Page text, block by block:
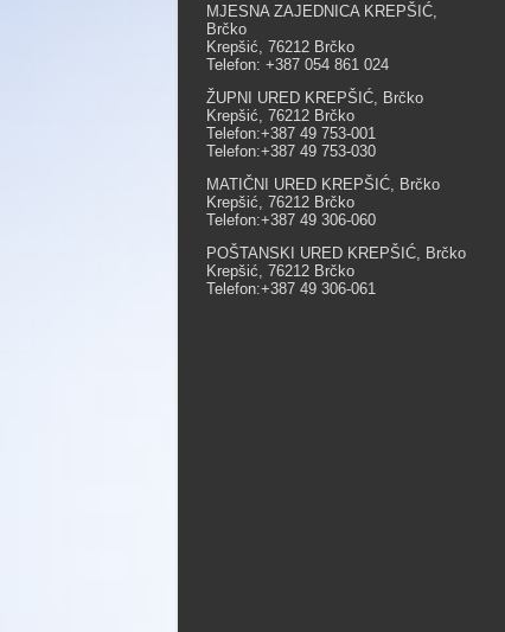
MJESNA ZAJEDNICA KREPŠIĆ,
Brčko
Krepšić, 76212 Brčko
Telefon: +387 054 861 024
ŽUPNI URED KREPŠIĆ, Brčko
Krepšić, 76212 Brčko
Telefon:+387 49 753-001
Telefon:+387 49 753-030
MATIČNI URED KREPŠIĆ, Brčko
Krepšić, 76212 Brčko
Telefon:+387 49 306-060
POŠTANSKI URED KREPŠIĆ, Brčko
Krepšić, 76212 Brčko
Telefon:+387 49 306-061